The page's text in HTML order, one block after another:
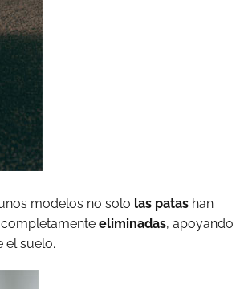
modelos no solo las patas han
eliminadas, apoyando
el suelo.